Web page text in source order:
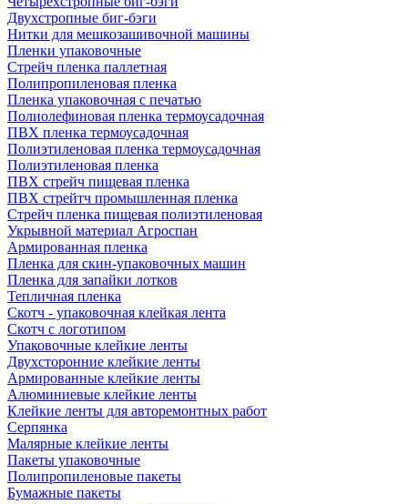
Двухстропные биг-бэги
Нитки для мешкозашивочной машины
Пленки упаковочные
Стрейч пленка паллетная
Полипропиленовая пленка
Пленка упаковочная с печатью
Полиолефиновая пленка термоусадочная
ПВХ пленка термоусадочная
Полиэтиленовая пленка термоусадочная
Полиэтиленовая пленка
ПВХ стрейч пищевая пленка
ПВХ стрейтч промышленная пленка
Стрейч пленка пищевая полиэтиленовая
Укрывной материал Агроспан
Армированная пленка
Пленка для скин-упаковочных машин
Пленка для запайки лотков
Тепличная пленка
Скотч - упаковочная клейкая лента
Скотч с логотипом
Упаковочные клейкие ленты
Двухсторонние клейкие ленты
Армированные клейкие ленты
Алюминиевые клейкие ленты
Клейкие ленты для авторемонтных работ
Серпянка
Малярные клейкие ленты
Пакеты упаковочные
Полипропиленовые пакеты
Бумажные пакеты